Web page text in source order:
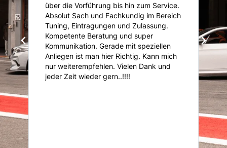
über die Vorführung bis hin zum Service.
Absolut Sach und Fachkundig im Bereich
Tuning, Eintragungen und Zulassung.
Kompetente Beratung und super
Kommunikation. Gerade mit speziellen
Anliegen ist man hier Richtig. Kann mich
nur weiterempfehlen. Vielen Dank und
jeder Zeit wieder gern..!!!!